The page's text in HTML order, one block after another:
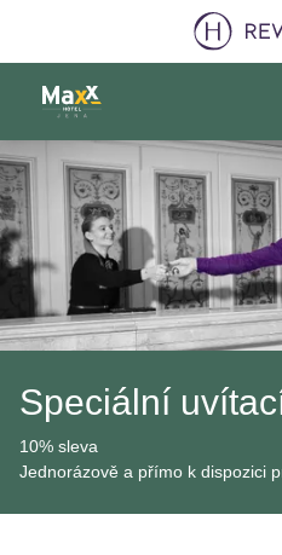
Sklíčko 1 z 1
Speciální
10% sleva
Jednorázově a přímo k dispozici